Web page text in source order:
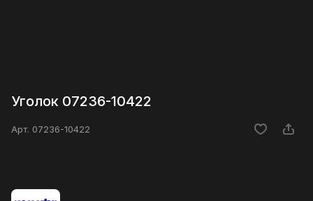
Уголок 07236-10422
Арт. 07236-10422